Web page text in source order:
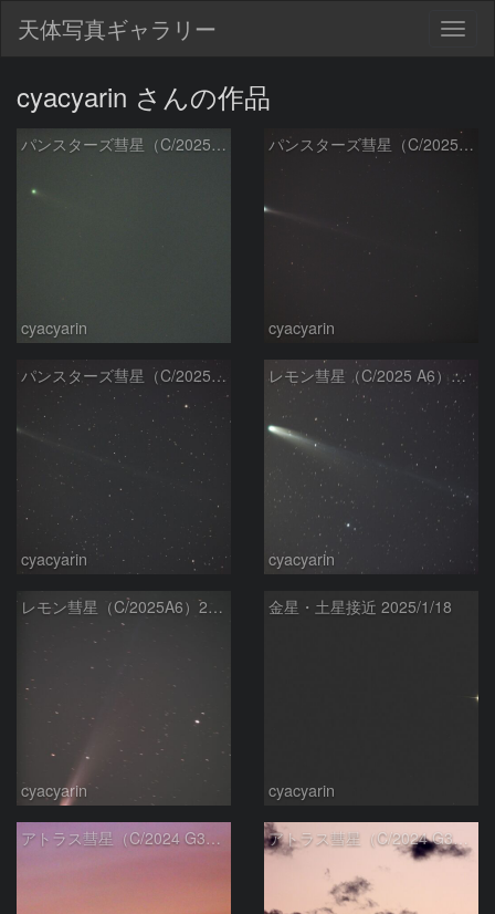
天体写真ギャラリー
cyacyarin さんの作品
パンスターズ彗星（C/2025 R3）2026/4/19
cyacyarin
パンスターズ彗星（C/2025 R3）2026/4/14
cyacyarin
パンスターズ彗星（C/2025 R3）2026/4/9
cyacyarin
レモン彗星（C/2025 A6）2025/10/27
cyacyarin
レモン彗星（C/2025A6）2025/10/27
cyacyarin
金星・土星接近 2025/1/18
cyacyarin
アトラス彗星（C/2024 G3）2025/1/17 アトラス彗星（C/2024 G3）2025/1/15